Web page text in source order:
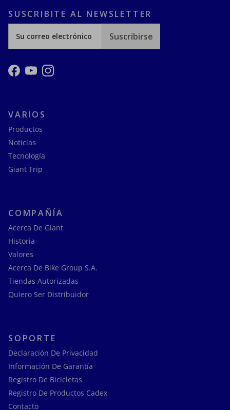
SUSCRIBITE AL NEWSLETTER
Suscribirse
FacebookYouTubeInstagram
VARIOS
Productos
Noticias
Tecnología
Giant Trip
COMPAÑÍA
Acerca De Giant
Historia
Valores
Acerca De Bike Group S.A.
Tiendas Autorizadas
Quiero Ser Distribuidor
SOPORTE
Declaración De Privacidad
Información De Garantía
Registro De Bicicletas
Registro De Productos Cadex
Contacto